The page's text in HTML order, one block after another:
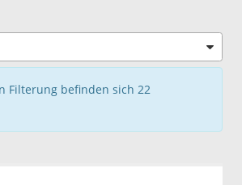
Filterung befinden sich 22